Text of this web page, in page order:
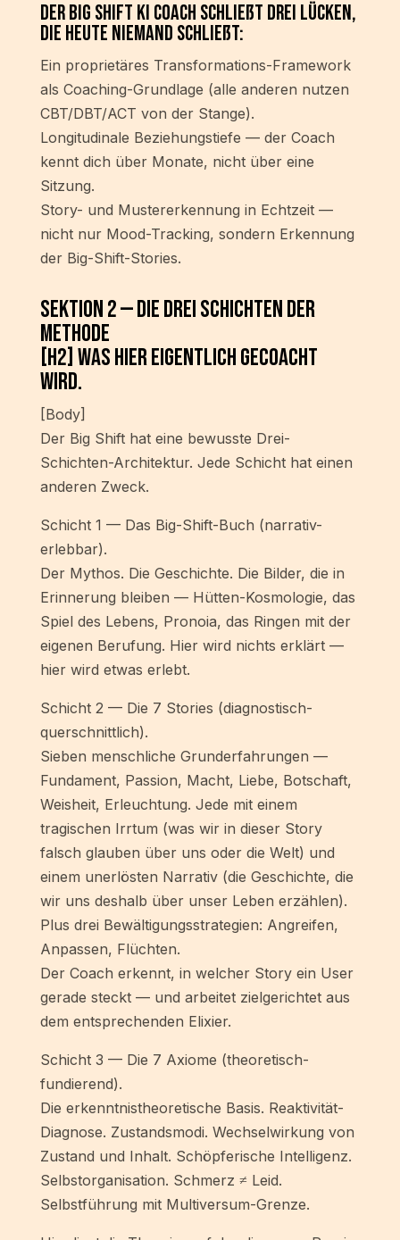
Der Big Shift KI Coach schließt drei Lücken,
die heute niemand schließt:
Ein proprietäres Transformations-Framework
als Coaching-Grundlage (alle anderen nutzen
CBT/DBT/ACT von der Stange).
Longitudinale Beziehungstiefe — der Coach
kennt dich über Monate, nicht über eine
Sitzung.
Story- und Mustererkennung in Echtzeit —
nicht nur Mood-Tracking, sondern Erkennung
der Big-Shift-Stories.
Sektion 2 — Die drei Schichten der
Methode
[H2] Was hier eigentlich gecoacht
wird.
[Body]
Der Big Shift hat eine bewusste Drei-
Schichten-Architektur. Jede Schicht hat einen
anderen Zweck.
Schicht 1 — Das Big-Shift-Buch (narrativ-
erlebbar).
Der Mythos. Die Geschichte. Die Bilder, die in
Erinnerung bleiben — Hütten-Kosmologie, das
Spiel des Lebens, Pronoia, das Ringen mit der
eigenen Berufung. Hier wird nichts erklärt —
hier wird etwas erlebt.
Schicht 2 — Die 7 Stories (diagnostisch-
querschnittlich).
Sieben menschliche Grunderfahrungen —
Fundament, Passion, Macht, Liebe, Botschaft,
Weisheit, Erleuchtung. Jede mit einem
tragischen Irrtum (was wir in dieser Story
falsch glauben über uns oder die Welt) und
einem unerlösten Narrativ (die Geschichte, die
wir uns deshalb über unser Leben erzählen).
Plus drei Bewältigungsstrategien: Angreifen,
Anpassen, Flüchten.
Der Coach erkennt, in welcher Story ein User
gerade steckt — und arbeitet zielgerichtet aus
dem entsprechenden Elixier.
Schicht 3 — Die 7 Axiome (theoretisch-
fundierend).
Die erkenntnistheoretische Basis. Reaktivität-
Diagnose. Zustandsmodi. Wechselwirkung von
Zustand und Inhalt. Schöpferische Intelligenz.
Selbstorganisation. Schmerz ≠ Leid.
Selbstführung mit Multiversum-Grenze.